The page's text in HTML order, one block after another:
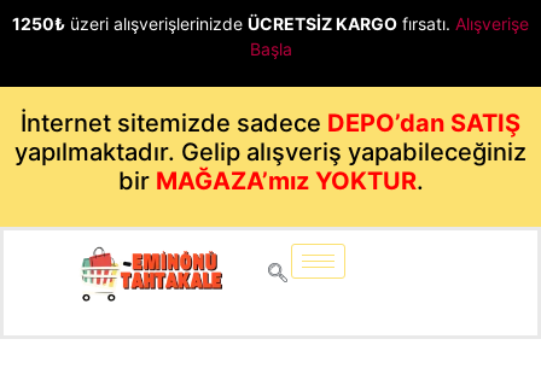
1250₺ üzeri alışverişlerinizde ÜCRETSİZ KARGO fırsatı. Alışverişe
Başla
İnternet sitemizde sadece DEPO’dan SATIŞ
yapılmaktadır. Gelip alışveriş yapabileceğiniz
bir MAĞAZA’mız YOKTUR.